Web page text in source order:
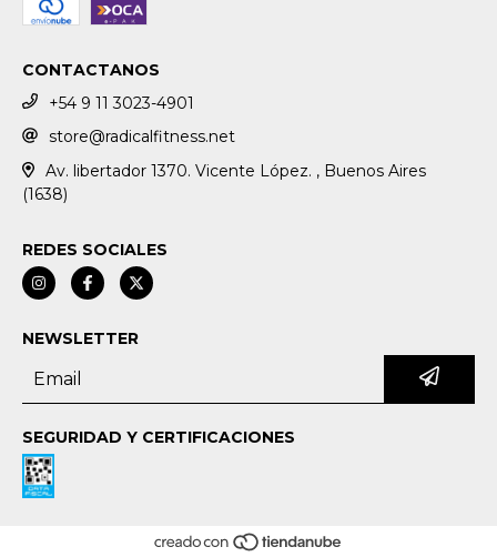
CONTACTANOS
+54 9 11 3023-4901
store@radicalfitness.net
Av. libertador 1370. Vicente López. , Buenos Aires
(1638)
REDES SOCIALES
NEWSLETTER
SEGURIDAD Y CERTIFICACIONES